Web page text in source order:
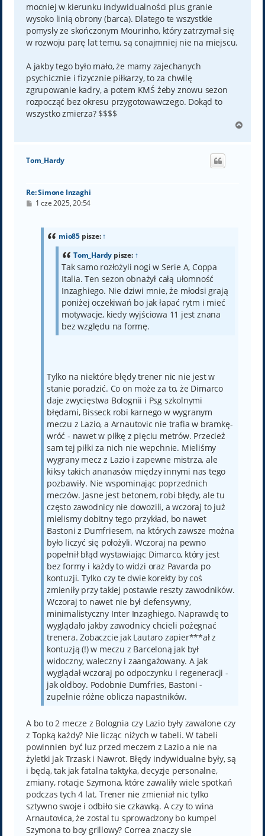
mocniej w kierunku indywidualności plus granie
wysoko linią obrony (barca). Dlatego te wszystkie
pomysły ze skończonym Mourinho, który zatrzymał się
w rozwoju parę lat temu, są conajmniej nie na miejscu.
A jakby tego było mało, że mamy zajechanych
psychicznie i fizycznie piłkarzy, to za chwilę
zgrupowanie kadry, a potem KMŚ żeby znowu sezon
rozpocząć bez okresu przygotowawczego. Dokąd to
wszystko zmierza? $$$$
g
Tom_Hardy
Re: Simone Inzaghi
P1 cze 2025, 20:54
mio85pisze:↑
Tom_Hardy pisze: ↑
Tak samo rozłożyli nogi w Serie A, Coppa
Italia. Ten sezon obnażył całą ułomność
Inzaghiego. Nie dziwi mnie, że młodsi grają
poniżej oczekiwań bo jak łapać rytm i mieć
motywacje, kiedy wyjściowa 11 jest znana
bez względu na formę.
Tylko na niektóre błędy trener nic nie jest w
stanie poradzić. Co on może za to, że Dimarco
daje zwycięstwa Bolognii i Psg szkolnymi
błędami, Bisseck robi karnego w wygranym
meczu z Lazio, a Arnautovic nie trafia w bramkę-
wróć - nawet w piłkę z pięciu metrów. Przecież
sam tej piłki za nich nie wepchnie. Mieliśmy
wygrany mecz z Lazio i zapewne mistrza, ale
kiksy takich ananasów między innymi nas tego
pozbawiły. Nie wspominając poprzednich
meczów. Jasne jest betonem, robi błędy, ale tu
często zawodnicy nie dowozili, a wczoraj to już
mielismy dobitny tego przykład, bo nawet
Bastoni z Dumfriesem, na których zawsze można
było liczyć się położyli. Wczoraj na pewno
popełnił błąd wystawiając Dimarco, który jest
bez formy i każdy to widzi oraz Pavarda po
kontuzji. Tylko czy te dwie korekty by coś
zmieniły przy takiej postawie reszty zawodników.
Wczoraj to nawet nie był defensywny,
minimalistyczny Inter Inzaghiego. Naprawdę to
wyglądało jakby zawodnicy chcieli pożegnać
trenera. Zobaczcie jak Lautaro zapier***ał z
kontuzją (!) w meczu z Barceloną jak był
widoczny, waleczny i zaangażowany. A jak
wyglądał wczoraj po odpoczynku i regeneracji -
jak oldboy. Podobnie Dumfries, Bastoni -
zupełnie różne oblicza napastników.
A bo to 2 mecze z Bolognia czy Lazio były zawalone czy
z Topką każdy? Nie licząc niżych w tabeli. W tabeli
powinnien być luz przed meczem z Lazio a nie na
żyletki jak Trzask i Nawrot. Błędy indywidualne były, są
i będą, tak jak fatalna taktyka, decyzje personalne,
zmiany, rotacje Szymona, które zawaliły wiele spotkań
podczas tych 4 lat. Trener nie zmieniał nic tylko
sztywno swoje i odbiło sie czkawką. A czy to wina
Arnautovica, że zostal tu sprowadzony bo kumpel
Szymona to boy grillowy? Correa znaczy sie